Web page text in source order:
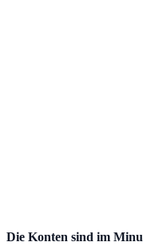
Die Konten sind im